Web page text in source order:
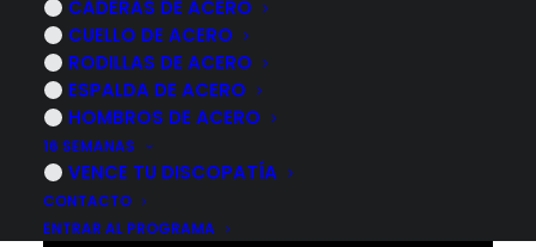
CADERAS DE ACERO
CUELLO DE ACERO
RODILLAS DE ACERO
ESPALDA DE ACERO
HOMBROS DE ACERO
16 SEMANAS
VENCE TU DISCOPATÍA
CONTACTO
ENTRAR AL PROGRAMA